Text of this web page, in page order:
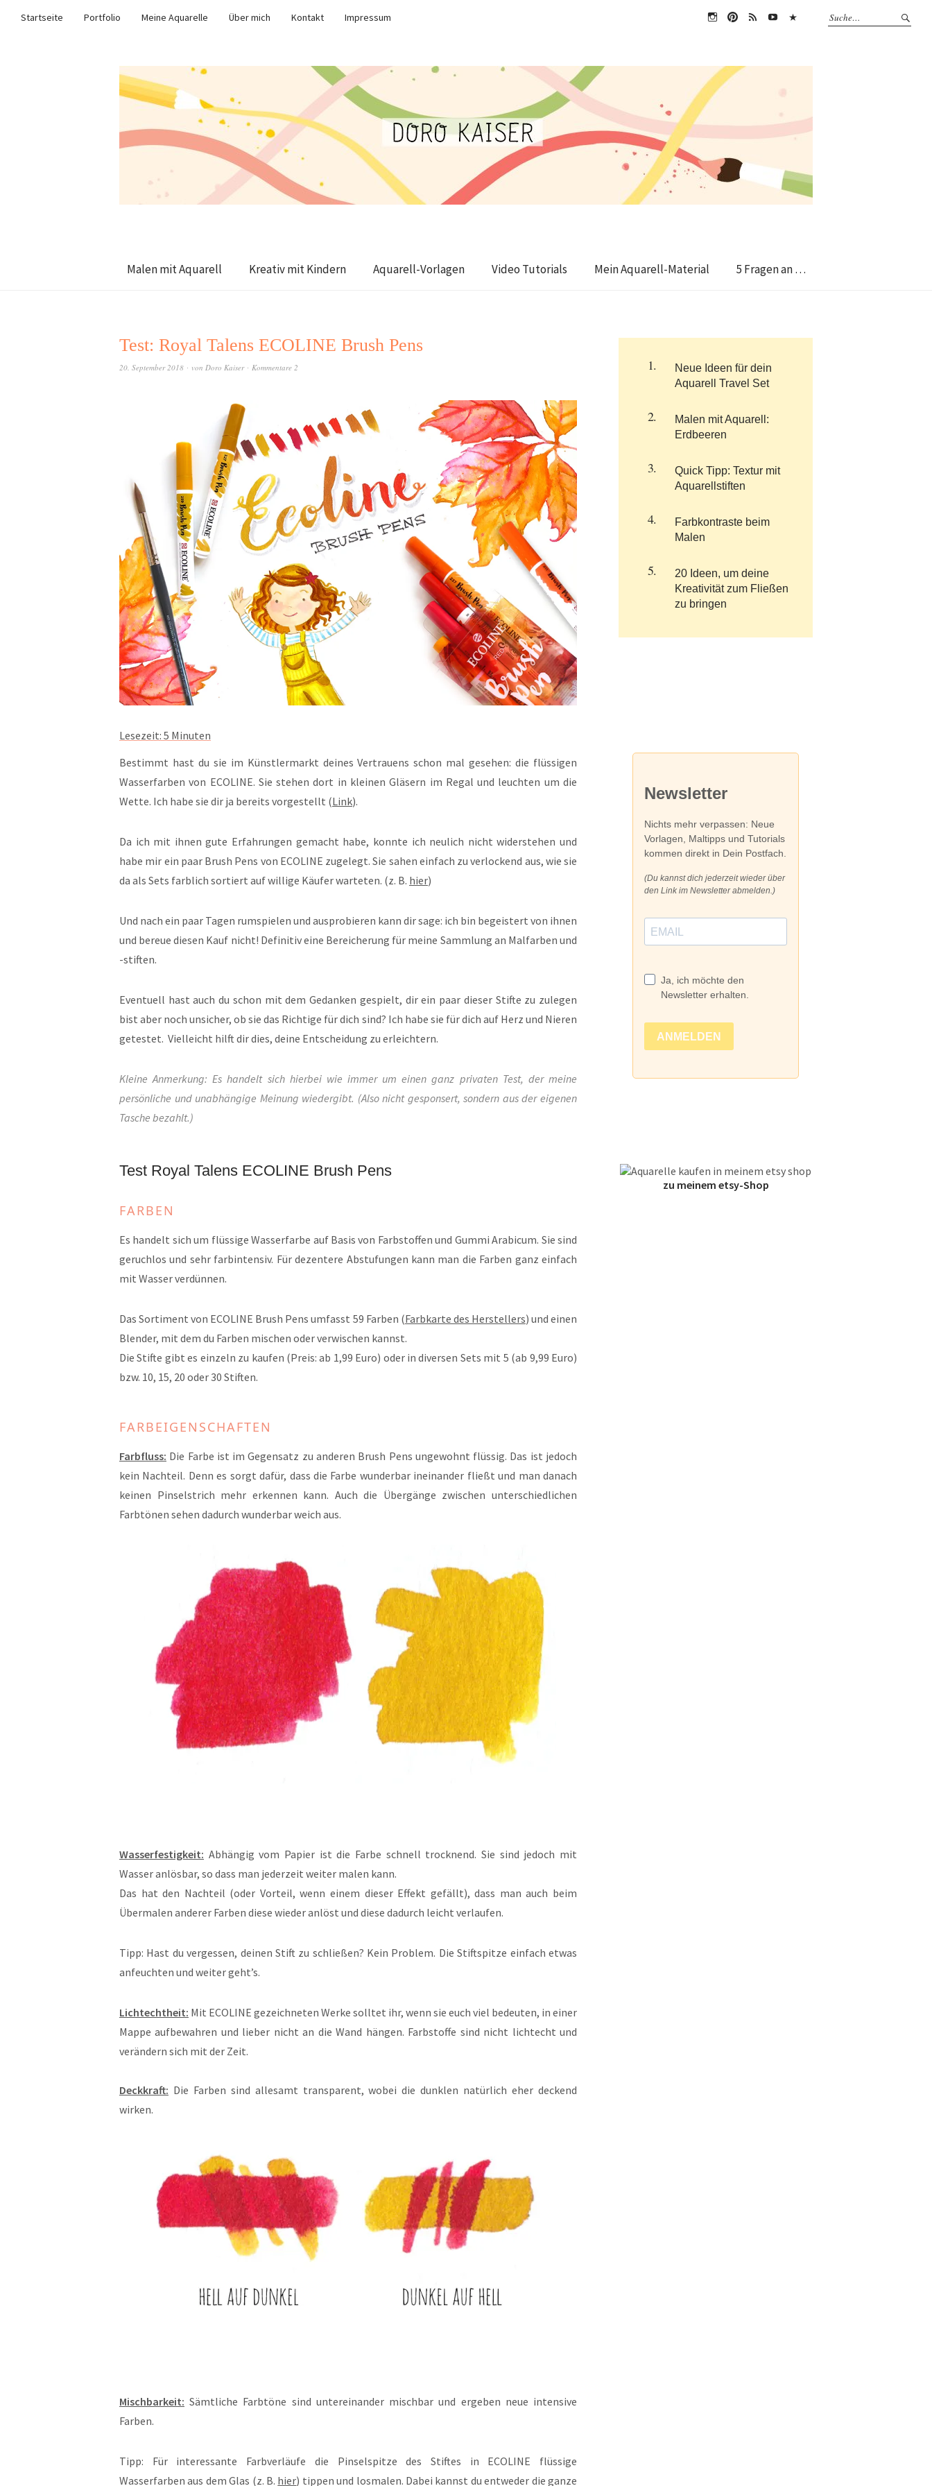
Startseite Portfolio Meine Aquarelle Über mich Kontakt
Impressum
Malen mit Aquarell Kreativ mit Kindern Aquarell-Vorlagen Video Tutorials Mein Aquarell-Material 5 Fragen an …
Test: Royal Talens ECOLINE Brush Pens
20. September 2018 von Doro Kaiser Kommentare 2
Lesezeit: 5 Minuten
Bestimmt hast du sie im Künstlermarkt deines Vertrauens schon mal gesehen: die flüssigen
Wasserfarben von ECOLINE. Sie stehen dort in kleinen Gläsern im Regal und leuchten um die
Wette. Ich habe sie dir ja bereits vorgestellt (Link).
Da ich mit ihnen gute Erfahrungen gemacht habe, konnte ich neulich nicht widerstehen und
habe mir ein paar Brush Pens von ECOLINE zugelegt. Sie sahen einfach zu verlockend aus, wie sie
da als Sets farblich sortiert auf willige Käufer warteten. (z. B. hier)
Und nach ein paar Tagen rumspielen und ausprobieren kann dir sage: ich bin begeistert von ihnen
und bereue diesen Kauf nicht! Definitiv eine Bereicherung für meine Sammlung an Malfarben und
-stiften.
Eventuell hast auch du schon mit dem Gedanken gespielt, dir ein paar dieser Stifte zu zulegen
bist aber noch unsicher, ob sie das Richtige für dich sind? Ich habe sie für dich auf Herz und Nieren
getestet. Vielleicht hilft dir dies, deine Entscheidung zu erleichtern.
Kleine Anmerkung: Es handelt sich hierbei wie immer um einen ganz privaten Test, der meine
persönliche und unabhängige Meinung wiedergibt. (Also nicht gesponsert, sondern aus der eigenen
Tasche bezahlt.)
Test Royal Talens ECOLINE Brush Pens
FARBEN
Es handelt sich um flüssige Wasserfarbe auf Basis von Farbstoffen und Gummi Arabicum. Sie sind
geruchlos und sehr farbintensiv. Für dezentere Abstufungen kann man die Farben ganz einfach
mit Wasser verdünnen.
Das Sortiment von ECOLINE Brush Pens umfasst 59 Farben (Farbkarte des Herstellers) und einen
Blender, mit dem du Farben mischen oder verwischen kannst.
Die Stifte gibt es einzeln zu kaufen (Preis: ab 1,99 Euro) oder in diversen Sets mit 5 (ab 9,99 Euro)
bzw. 10, 15, 20 oder 30 Stiften.
FARBEIGENSCHAFTEN
Farbfluss: Die Farbe ist im Gegensatz zu anderen Brush Pens ungewohnt flüssig. Das ist jedoch
kein Nachteil. Denn es sorgt dafür, dass die Farbe wunderbar ineinander fließt und man danach
keinen Pinselstrich mehr erkennen kann. Auch die Übergänge zwischen unterschiedlichen
Farbtönen sehen dadurch wunderbar weich aus.
Wasserfestigkeit: Abhängig vom Papier ist die Farbe schnell trocknend. Sie sind jedoch mit
Wasser anlösbar, so dass man jederzeit weiter malen kann.
Das hat den Nachteil (oder Vorteil, wenn einem dieser Effekt gefällt), dass man auch beim
Übermalen anderer Farben diese wieder anlöst und diese dadurch leicht verlaufen.
Tipp: Hast du vergessen, deinen Stift zu schließen? Kein Problem. Die Stiftspitze einfach etwas
anfeuchten und weiter geht’s.
Lichtechtheit: Mit ECOLINE gezeichneten Werke solltet ihr, wenn sie euch viel bedeuten, in einer
Mappe aufbewahren und lieber nicht an die Wand hängen. Farbstoffe sind nicht lichtecht und
verändern sich mit der Zeit.
Deckkraft: Die Farben sind allesamt transparent, wobei die dunklen natürlich eher deckend
wirken.
Mischbarkeit: Sämtliche Farbtöne sind untereinander mischbar und ergeben neue intensive
Farben.
Tipp: Für interessante Farbverläufe die Pinselspitze des Stiftes in ECOLINE flüssige
Wasserfarben aus dem Glas (z. B. hier) tippen und losmalen. Dabei kannst du entweder die ganze
Neue Ideen für dein
Aquarell Travel Set
Malen mit Aquarell:
Erdbeeren
Quick Tipp: Textur mit
Aquarellstiften
Farbkontraste beim
Malen
20 Ideen, um deine
Kreativität zum Fließen
zu bringen
zu meinem etsy-Shop